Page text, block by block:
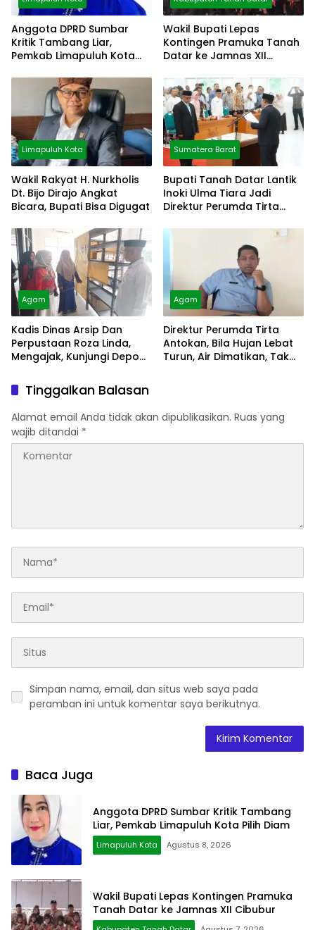
Anggota DPRD Sumbar
Kritik Tambang Liar,
Pemkab Limapuluh Kota
Wakil Bupati Lepas
Kontingen Pramuka Tanah
Datar ke Jamnas XII
Limapuluh Kota
Wakil Rakyat H. Nurkholis
Dt. Bijo Dirajo Angkat
Bicara, Bupati Bisa Digugat
Sumatera Barat
Bupati Tanah Datar Lantik
Inoki Ulma Tiara Jadi
Direktur Perumda Tirta
Agam
Kadis Dinas Arsip Dan
Perpustaan Roza Linda,
Mengajak, Kunjungi Depo
Agam
Direktur Perumda Tirta
Antokan, Bila Hujan Lebat
Turun, Air Dimatikan, Tak
Tinggalkan Balasan
Alamat email Anda tidak akan dipublikasikan. Ruas yang
wajib ditandai *
Simpan nama, email, dan situs web saya pada
peramban ini untuk komentar saya berikutnya.
Baca Juga
Anggota DPRD Sumbar Kritik Tambang
Liar, Pemkab Limapuluh Kota Pilih Diam
Limapuluh Kota Agustus 8, 2026
Wakil Bupati Lepas Kontingen Pramuka
Tanah Datar ke Jamnas XII Cibubur